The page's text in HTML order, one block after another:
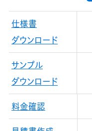
仕様書
ダウンロード
サンプル
ダウンロード
料金確認